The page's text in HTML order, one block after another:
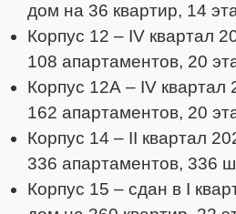
дом на 36 квартир, 14
Корпус 12 – IV квартал
108 апартаментов, 20
Корпус 12А – IV квартал
162 апартаментов, 20
Корпус 14 – II квартал
336 апартаментов, 336
Корпус 15 – сдан в I